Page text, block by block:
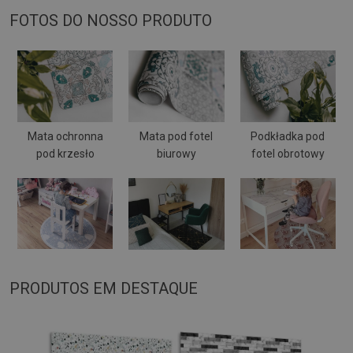
FOTOS DO NOSSO PRODUTO
Mata ochronna
pod krzesło
Mata pod fotel
biurowy
Podkładka pod
fotel obrotowy
PRODUTOS EM DESTAQUE